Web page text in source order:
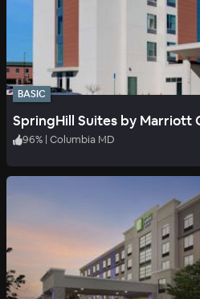
BASIC
SpringHill Suites by Marriott
96% | Columbia MD